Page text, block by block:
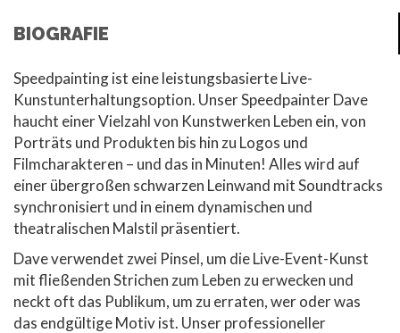
BIOGRAFIE
Speedpainting ist eine leistungsbasierte Live-
Kunstunterhaltungsoption. Unser Speedpainter Dave
haucht einer Vielzahl von Kunstwerken Leben ein, von
Porträts und Produkten bis hin zu Logos und
Filmcharakteren – und das in Minuten! Alles wird auf
einer übergroßen schwarzen Leinwand mit Soundtracks
synchronisiert und in einem dynamischen und
theatralischen Malstil präsentiert.
Dave verwendet zwei Pinsel, um die Live-Event-Kunst
mit fließenden Strichen zum Leben zu erwecken und
neckt oft das Publikum, um zu erraten, wer oder was
das endgültige Motiv ist. Unser professioneller